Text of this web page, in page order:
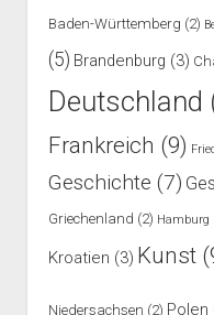
Baden-Württemberg (2)
(5) Brandenburg (3)
Deutschland
Frankreich (9)
Geschichte (7)
Griechenland (2) Hamburg
Kroatien (3) Kunst
Niedersachsen (2) Polen